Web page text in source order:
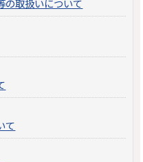
の取扱いについて
て